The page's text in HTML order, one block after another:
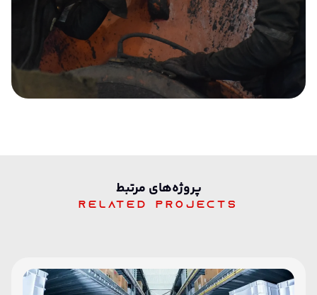
پرو‌ژه‌های مرتبط
Related projects